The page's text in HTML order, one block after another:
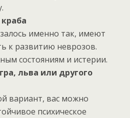
именно так, имеют
к развитию неврозов.
состояниям и истерии.
льва или другого
вариант, вас можно
психическое